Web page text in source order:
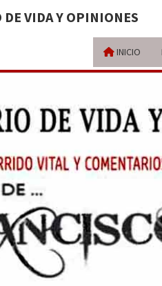
VIDA Y OPINIONES
INICIO